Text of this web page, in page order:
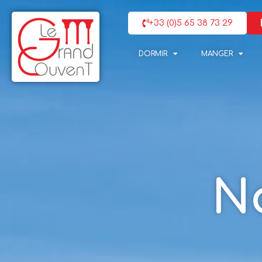
+33 (0)5 65 38 73 29
DORMIR MANGER